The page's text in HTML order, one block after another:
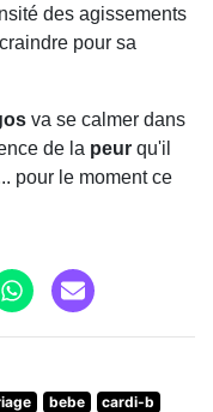
des agissements
pour sa
va se calmer dans
de la peur qu'il
pour le moment ce
bebe
cardi-b